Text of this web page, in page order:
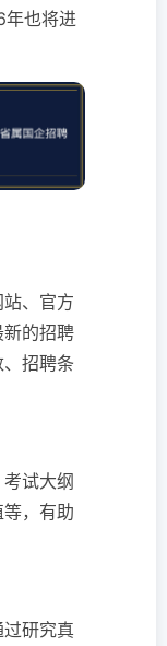
也将进
、官方
的招聘
招聘条
试大纲
，有助
研究真